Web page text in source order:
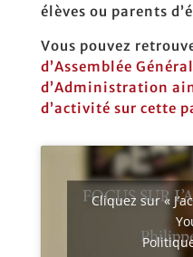
élèves ou parents
Vous pouvez
d’Assemblée
d’Administration
d’activité sur cette
Cliquez sur «